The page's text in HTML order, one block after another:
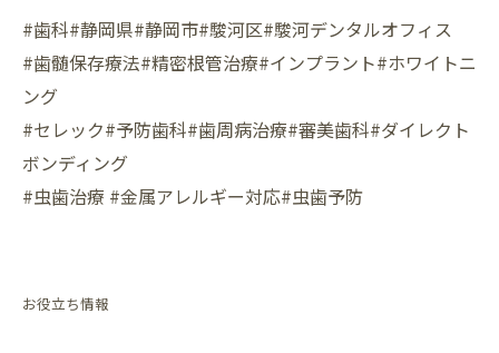
#歯科#静岡県#静岡市#駿河区#駿河デンタルオフィス
#歯髄保存療法#精密根管治療#インプラント#ホワイトニ
ング
#セレック#予防歯科#歯周病治療#審美歯科#ダイレクト
ボンディング
#虫歯治療 #金属アレルギー対応#虫歯予防
お役立ち情報